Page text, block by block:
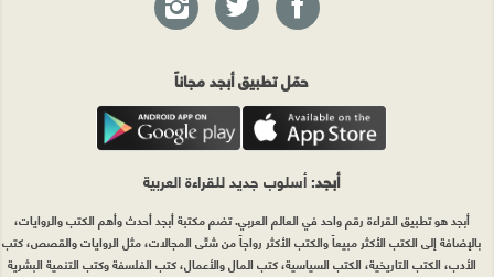
حمّل تطبيق أبجد مجاناً
أبجد: أسلوب جديد للقراءة العربية
أبجد هو تطبيق القراءة رقم واحد في العالم العربي. تضم مكتبة أبجد أحدث وأهم الكتب والروايات،
بالإضافة إلى الكتب الأكثر مبيعاً والكتب الأكثر رواجاً من شتّى المجالات، مثل الروايات والقصص، كتب
الأدب، الكتب التاريخية، الكتب السياسية، كتب المال والأعمال، كتب الفلسفة وكتب التنمية البشرية